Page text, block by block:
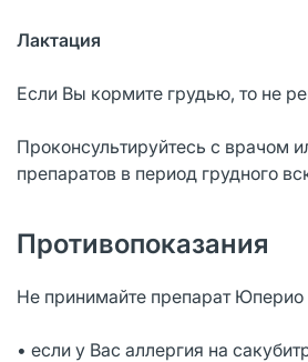
Лактация
Если Вы кормите грудью, то не
Проконсультируйтесь с врачом
препаратов в период грудного
Противопоказания
Не принимайте препарат
• если у Вас аллергия на